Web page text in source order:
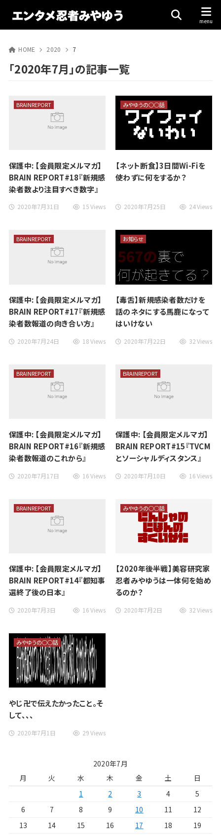
HOME 2020 7
「2020年7月」の記事一覧
保護中: 【会員限定メルマガ】
BRAIN REPORT#18『新規感
染者数より注目すべき数字』
2020年7月31日
BRAINREPORT
15 Views
【ネット断食】3日間Wi-Fiを
使わずに何をするか？
2020年7月25日
みやゆうの○○話
24 Views
保護中: 【会員限定メルマガ】
BRAIN REPORT#17『新規感
染者数報道の向き合い方』
2020年7月24日
BRAINREPORT
18 Views
【毒舌】新規感染者数だけを
話のネタにする馬鹿になって
はいけない
2020年7月22日
お知らせ
32 Views
保護中: 【会員限定メルマガ】
BRAIN REPORT#16『新規感
染者数報道のこれから』
2020年7月17日
BRAINREPORT
16 Views
保護中: 【会員限定メルマガ】
BRAIN REPORT#15『TVCM
とソーシャルディスタンス』
2020年7月10日
BRAINREPORT
16 Views
保護中: 【会員限定メルマガ】
BRAIN REPORT#14『都知事
選終了後の日本』
2020年7月3日
BRAINREPORT
16 Views
【2020年後半戦】美容研究家
忍者みやゆうは一体何を始め
るのか？
2020年7月2日
みやゆうの○○話
32 Views
やじ卍で伝えたかったこと。そ
して、、、
2020年7月1日
みやゆうの○○話
29 Views
2020年7月
月
火 水 木 金 土
日
1
2 3 4
5
6
7 8 9 10 11
12
13
14 15 16 17 18
19